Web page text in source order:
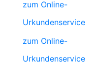
zum Online-
Urkundenservice
zum Online-
Urkundenservice